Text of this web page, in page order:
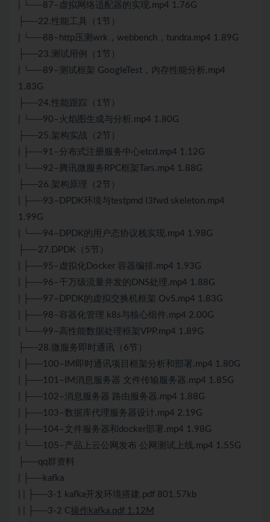
| └──87–虚拟网络适配器的实现.mp4 1.76G
├──22.性能工具（1节）
| └──88–http压测wrk，webbench，tundra.mp4 1.89G
├──23.测试用例（1节）
| └──89–测试框架 GoogleTest，内存性能分析.mp4
1.83G
├──24.性能跟踪（1节）
| └──90–火焰图生成与分析.mp4 1.80G
├──25.架构实战（2节）
| ├──91–分布式注册服务中心etcd.mp4 1.12G
| └──92–腾讯微服务RPC框架Tars.mp4 1.88G
├──26.架构原理（2节）
| ├──93–DPDK环境与testpmd l3fwd skeleton.mp4
1.99G
| └──94–DPDK的用户态协议栈实现.mp4 1.98G
├──27.DPDK（5节）
| ├──95–虚拟化Docker 容器编排.mp4 1.93G
| ├──96–千万级流量并发的DNS处理.mp4 1.88G
| ├──97–DPDK的虚拟交换机框架 OvS.mp4 1.83G
| ├──98–容器化管理 k8s与核心组件.mp4 2.00G
| └──99–高性能数据处理框架VPP.mp4 1.89G
├──28.微服务即时通讯（6节）
| ├──100–IM即时通讯项目框架分析和部署.mp4 1.80G
| ├──101–IM消息服务器 文件传输服务器.mp4 1.85G
| ├──102–消息服务器 路由服务器.mp4 1.88G
| ├──103–数据库代理服务器设计.mp4 2.19G
| ├──104–文件服务器和docker部署.mp4 1.98G
| └──105–产品上云公网发布 公网测试上线.mp4 1.55G
├──qq群资料
| ├──kafka
| | ├──3-1 kafka开发环境搭建.pdf 801.57kb
| | ├──3-2 C操作kafka.pdf 1.12M